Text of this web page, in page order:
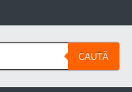
CAUTĂ